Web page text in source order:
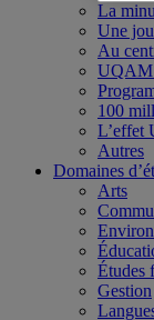
La
Une
Au
UQAM
100
L’effet
Autres
Domaines
Arts
Études
Gestion